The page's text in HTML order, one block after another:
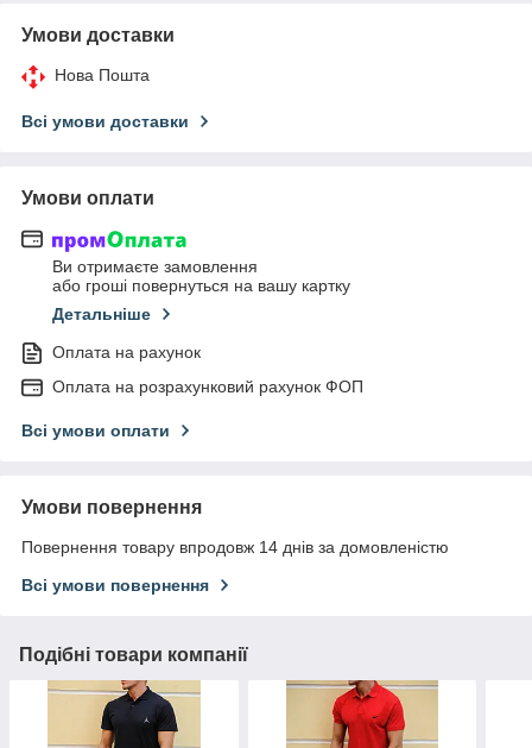
Умови доставки
Нова Пошта
Всі умови доставки
Умови оплати
Ви отримаєте замовлення
або гроші повернуться на вашу картку
Детальніше
Оплата на рахунок
Оплата на розрахунковий рахунок ФОП
Всі умови оплати
Умови повернення
Повернення товару впродовж 14 днів за домовленістю
Всі умови повернення
Подібні товари компанії